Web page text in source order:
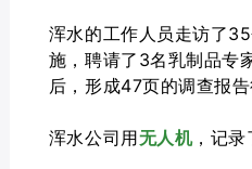
浑水的工作人员走访了
施，聘请了3名乳制品专
后，形成47页的调查报告
浑水公司用无人机，记录